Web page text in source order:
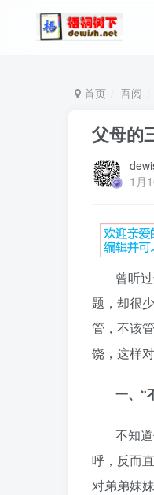
首页 吾阅
父母的
1月
曾听
题，却很
管，不该
饶，这样
一、“
不知
呼，反而
对弟弟妹